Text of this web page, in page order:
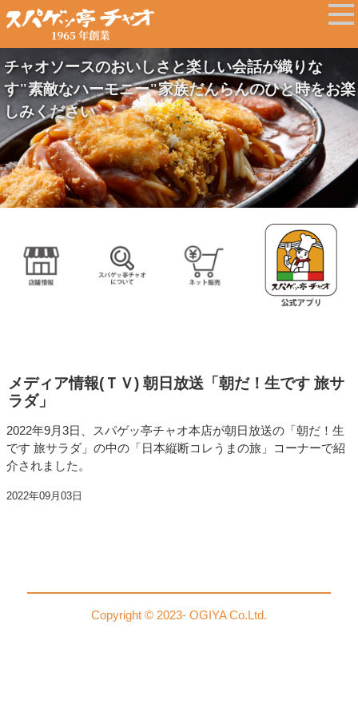
チャオソースのおいしさと楽しい会話が織りな
す"素敵なハーモニー"家族だんらんのひと時をお楽
しみください
メディア情報(ＴＶ) 朝日放送「朝だ！生です 旅サ
ラダ」
2022年9月3日、スパゲッ亭チャオ本店が朝日放送の「朝だ！生
です 旅サラダ」の中の「日本縦断コレうまの旅」コーナーで紹
介されました。
2022年09月03日
Copyright © 2023- OGIYA Co.Ltd.